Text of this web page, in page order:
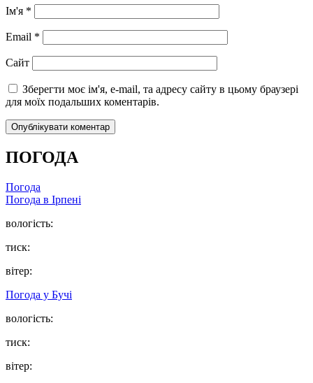
Ім'я *
Email *
Сайт
Зберегти моє ім'я, e-mail, та адресу сайту в цьому браузері
для моїх подальших коментарів.
ПОГОДА
Погода
Погода в Ірпені
вологість:
тиск:
вітер:
Погода у Бучі
вологість:
тиск:
вітер: